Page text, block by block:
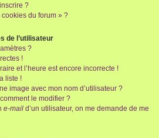
?
du forum » ?
de l’utilisateur
?
!
et l’heure est encore incorrecte !
liste !
image avec mon nom d’utilisateur ?
le modifier ?
e-mail d’un utilisateur, on me demande de me